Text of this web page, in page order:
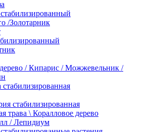
/Золотарник
/ Кипарис / Можжевельник /
стабилизированная
стабилизированная
трава \ Коралловое дерево
/ Лепидиум